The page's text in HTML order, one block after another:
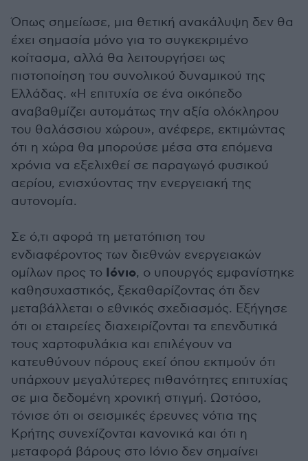
Όπως σημείωσε, μια θετική ανακάλυψη δεν θα
έχει σημασία μόνο για το συγκεκριμένο
κοίτασμα, αλλά θα λειτουργήσει ως
πιστοποίηση του συνολικού δυναμικού της
Ελλάδας. «Η επιτυχία σε ένα οικόπεδο
αναβαθμίζει αυτομάτως την αξία ολόκληρου
του θαλάσσιου χώρου», ανέφερε, εκτιμώντας
ότι η χώρα θα μπορούσε μέσα στα επόμενα
χρόνια να εξελιχθεί σε παραγωγό φυσικού
αερίου, ενισχύοντας την ενεργειακή της
αυτονομία.
Σε ό,τι αφορά τη μετατόπιση του
ενδιαφέροντος των διεθνών ενεργειακών
ομίλων προς το Ιόνιο, ο υπουργός εμφανίστηκε
καθησυχαστικός, ξεκαθαρίζοντας ότι δεν
μεταβάλλεται ο εθνικός σχεδιασμός. Εξήγησε
ότι οι εταιρείες διαχειρίζονται τα επενδυτικά
τους χαρτοφυλάκια και επιλέγουν να
κατευθύνουν πόρους εκεί όπου εκτιμούν ότι
υπάρχουν μεγαλύτερες πιθανότητες επιτυχίας
σε μια δεδομένη χρονική στιγμή. Ωστόσο,
τόνισε ότι οι σεισμικές έρευνες νότια της
Κρήτης συνεχίζονται κανονικά και ότι η
μεταφορά βάρους στο Ιόνιο δεν σημαίνει